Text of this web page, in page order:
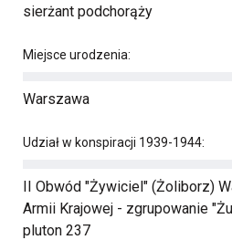
sierżant podchorąży
Miejsce urodzenia:
Warszawa
Udział w konspiracji 1939-1944:
II Obwód "Żywiciel" (Żoliborz)
Armii Krajowej - zgrupowanie
pluton 237